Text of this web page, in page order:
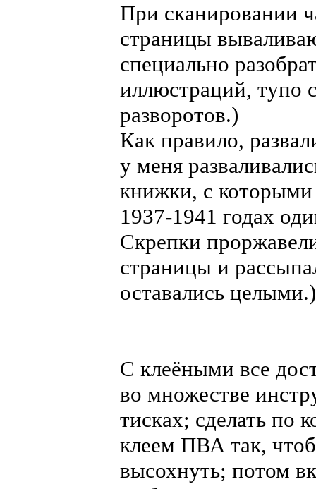
При сканировании
страницы
специально
иллюстраций, тупо
разворотов.)
Как правило,
у меня
книжки, с которыми
1937-1941 годах
Скрепки
страницы и
оставались целыми.)
С клеёными все
во множестве
тисках; сделать по
клеем ПВА так,
высохнуть; потом